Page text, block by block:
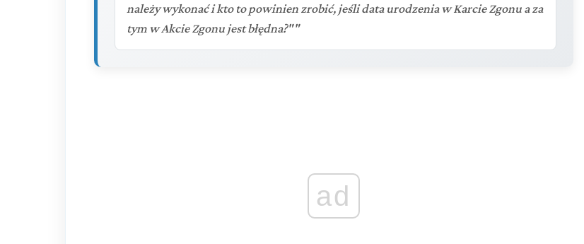
należy wykonać i kto to powinien zrobić, jeśli data urodzenia w Karcie Zgonu a za
tym w Akcie Zgonu jest błędna?""
ad